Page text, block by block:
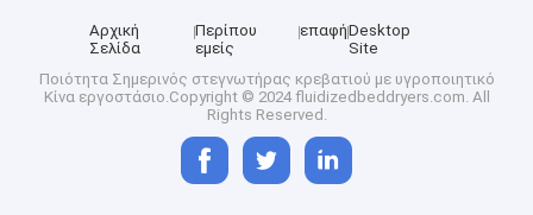
Αρχική
Σελίδα
Περίπου
εμείς
επαφήDesktop
Site
Ποιότητα Σημερινός στεγνωτήρας κρεβατιού με υγροποιητικό
Κίνα εργοστάσιο.Copyright © 2024 fluidizedbeddryers.com. All
Rights Reserved.